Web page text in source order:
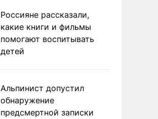
Россияне рассказали,
какие книги и фильмы
помогают воспитывать
детей
Альпинист допустил
обнаружение
предсмертной записки